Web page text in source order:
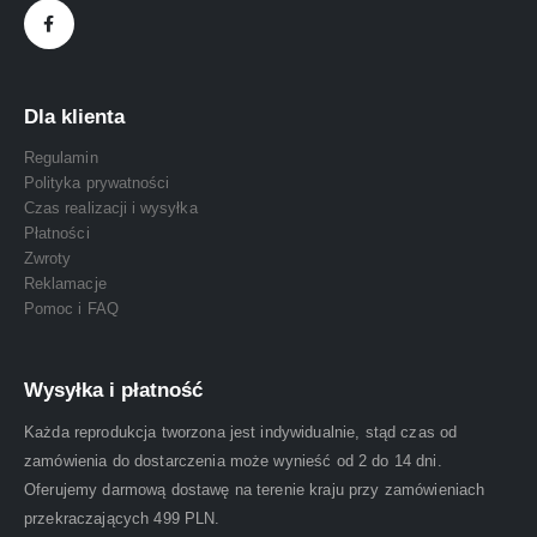
Dla klienta
Regulamin
Polityka prywatności
Czas realizacji i wysyłka
Płatności
Zwroty
Reklamacje
Pomoc i FAQ
Wysyłka i płatność
Każda reprodukcja tworzona jest indywidualnie, stąd czas od
zamówienia do dostarczenia może wynieść od 2 do 14 dni.
Oferujemy darmową dostawę na terenie kraju przy zamówieniach
przekraczających 499 PLN.